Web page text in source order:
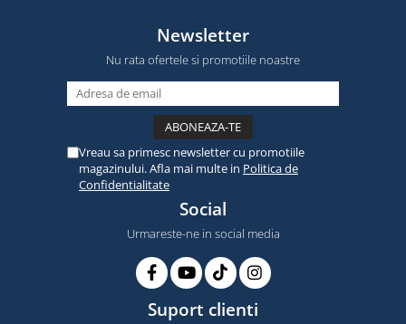
Newsletter
Nu rata ofertele si promotiile noastre
Vreau sa primesc newsletter cu promotiile
magazinului. Afla mai multe in Politica de
Confidentialitate
Social
Urmareste-ne in social media
Suport clienti